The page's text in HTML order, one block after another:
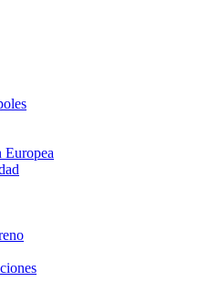
Europea